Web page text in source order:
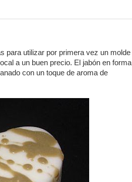
para utilizar por primera vez un molde
a un buen precio. El jabón en forma
con un toque de aroma de